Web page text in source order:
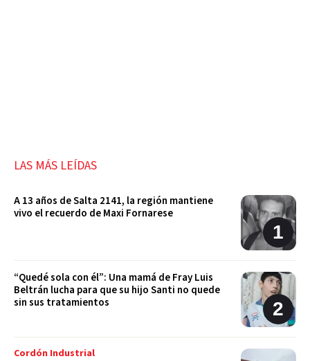
LAS MÁS LEÍDAS
A 13 años de Salta 2141, la región mantiene
vivo el recuerdo de Maxi Fornarese
“Quedé sola con él”: Una mamá de Fray Luis
Beltrán lucha para que su hijo Santi no quede
sin sus tratamientos
Cordón Industrial